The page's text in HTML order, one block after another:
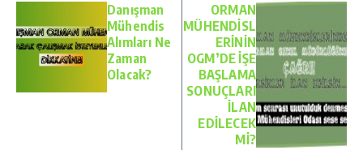
Danışman
Mühendis
Alımları Ne
Zaman
Olacak?
ORMAN
MÜHENDİSL
ERİNİN
OGM’DE İŞE
BAŞLAMA
SONUÇLARI
İLAN
EDİLECEK
Mİ?